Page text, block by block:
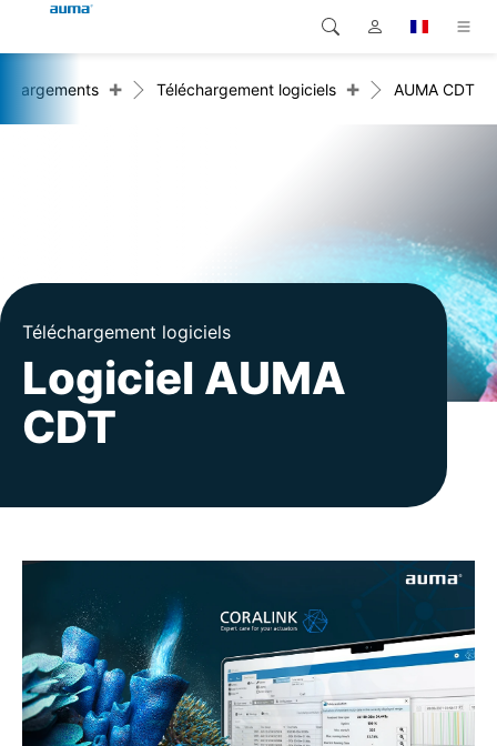
Produits
Entreprise
Contact
Global
Amérique du Nord
Recherche
+ Téléchargement logiciels + AUMA CDT
Téléchargement logiciels
Logiciel AUMA
CDT